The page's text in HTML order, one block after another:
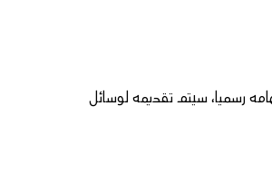
رسميا، سيتم تقديمه لوسائل